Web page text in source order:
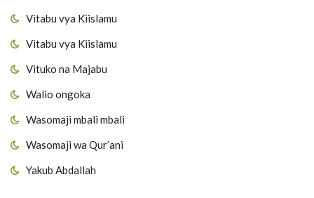
Vitabu vya Kiislamu
Vitabu vya Kiislamu
Vituko na Majabu
Walio ongoka
Wasomaji mbali mbali
Wasomaji wa Qur’ani
Yakub Abdallah